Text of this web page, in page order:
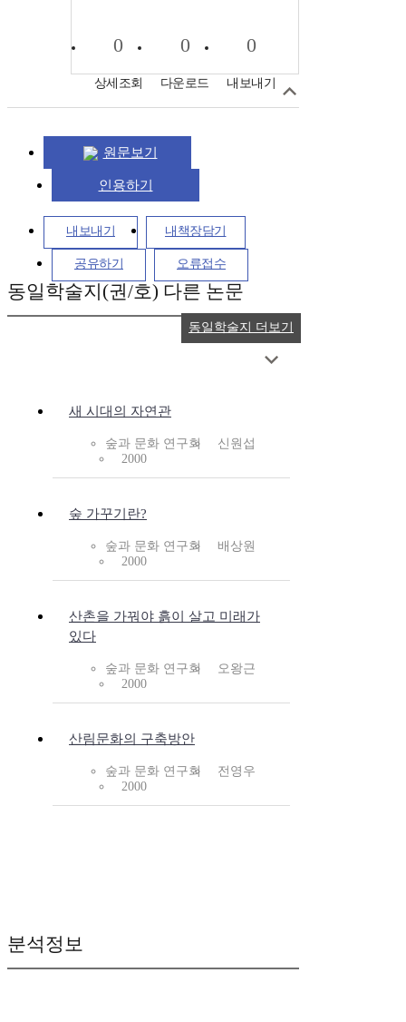
0
상세조회
0
다운로드
0
내보내기
원문보기
인용하기
내보내기 내책장담기
공유하기 오류접수
동일학술지(권/호) 다른 논문
새 시대의 자연관
숲과 문화 연구회
신원섭
2000
숲 가꾸기란?
숲과 문화 연구회
배상원
2000
산촌을 가꿔야 흙이 살고 미래가
있다
숲과 문화 연구회
오왕근
2000
산림문화의 구축방안
숲과 문화 연구회
전영우
2000
동일학술지 더보기
분석정보